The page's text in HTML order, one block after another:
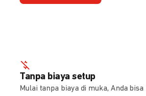
Tanpa biaya setup
Mulai tanpa biaya di muka, Anda bisa